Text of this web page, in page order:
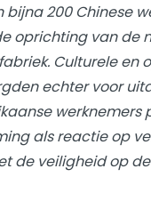
bijna 200 Chinese
oprichting van de
Culturele en
echter voor
werknemers
als reactie op
de veiligheid op